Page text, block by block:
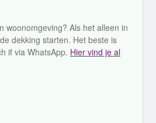
woonomgeving? Als het alleen in
dekking starten. Het beste is
if via WhatsApp. Hier vind je al